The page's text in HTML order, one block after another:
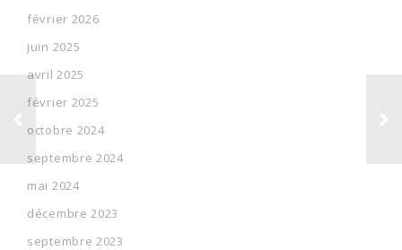
février 2026
juin 2025
avril 2025
février 2025
octobre 2024
septembre 2024
mai 2024
décembre 2023
septembre 2023